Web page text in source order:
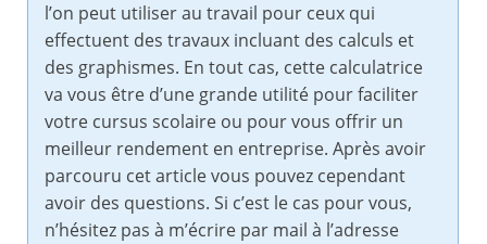
l’on peut utiliser au travail pour ceux qui
effectuent des travaux incluant des calculs et
des graphismes. En tout cas, cette calculatrice
va vous être d’une grande utilité pour faciliter
votre cursus scolaire ou pour vous offrir un
meilleur rendement en entreprise. Après avoir
parcouru cet article vous pouvez cependant
avoir des questions. Si c’est le cas pour vous,
n’hésitez pas à m’écrire par mail à l’adresse